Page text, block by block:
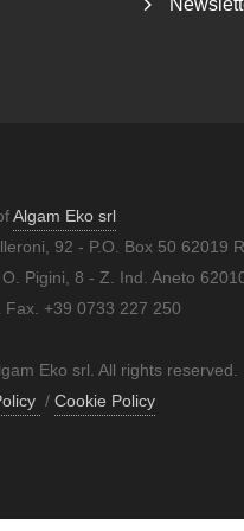
Algam Eko srl
92 - P.O. Box 50 62019
Pigini, 8 - Z. Ind. Aneto
Fax. +39 0733 227 250
Eko srl. All rights reserved.
/ Cookie Policy